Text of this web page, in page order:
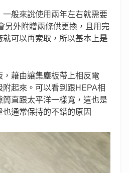
般來說使用兩年左右就需要
另外附贈兩條供更換，且用完
可以再索取，所以基本上是
藉由讓集塵板帶上相反電
起來。可以看到跟HEPA相
簡直跟太平洋一樣寬，這也是
通常保持的不錯的原因